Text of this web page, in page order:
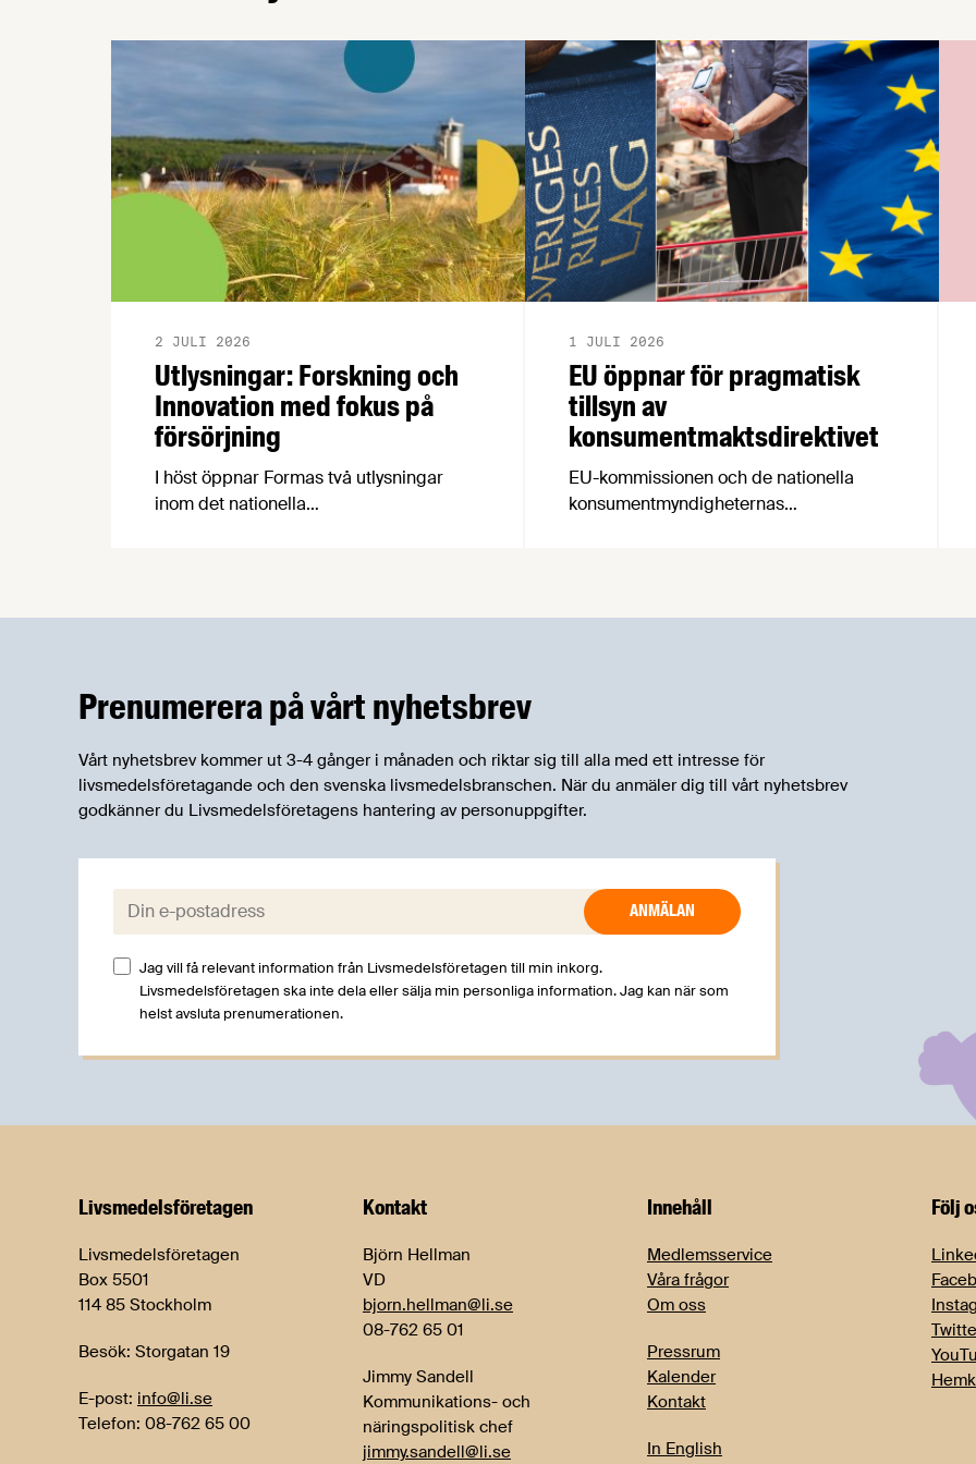
Utlysningar: Forskning och
Innovation med fokus på
försörjning
2 JULI 2026
I höst öppnar Formas två utlysningar
inom det nationella
innovationer som stärker Sveriges
livsmedelsförsörjning.
EU öppnar för pragmatisk
tillsyn av
konsumentmaktsdirektivet
1 JULI 2026
EU-kommissionen och de nationella
konsumentmyndigheternas
Prenumerera på vårt nyhetsbrev
Vårt nyhetsbrev kommer ut 3-4 gånger i månaden och riktar sig till alla med ett intresse för
livsmedelsföretagande och den svenska livsmedelsbranschen. När du anmäler dig till vårt nyhetsbrev
godkänner du Livsmedelsföretagens hantering av personuppgifter.
E-post:
Jag vill få relevant information från Livsmedelsföretagen till min inkorg.
Livsmedelsföretagen ska inte dela eller sälja min personliga information. Jag kan när som
helst avsluta prenumerationen.
Livsmedels­företagen
Livsmedelsföretagen
Box 5501
114 85 Stockholm
Besök: Storgatan 19
E-post: info@li.se
Telefon: 08-762 65 00
Kontakt
Björn Hellman
VD
bjorn.hellman@li.se
08-762 65 01
Jimmy Sandell
Kommunikations- och
näringspolitisk chef
jimmy.sandell@li.se
Innehåll
Medlemsservice
Våra frågor
Om oss
Pressrum
Kalender
Kontakt
In English
Följ